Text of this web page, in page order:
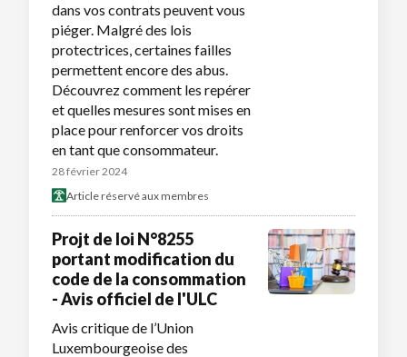
dans vos contrats peuvent vous
piéger. Malgré des lois
protectrices, certaines failles
permettent encore des abus.
Découvrez comment les repérer
et quelles mesures sont mises en
place pour renforcer vos droits
en tant que consommateur.
28 février 2024
Article réservé aux membres
Projt de loi N°8255
portant modification du
code de la consommation
- Avis officiel de l'ULC
Avis critique de l’Union
Luxembourgeoise des